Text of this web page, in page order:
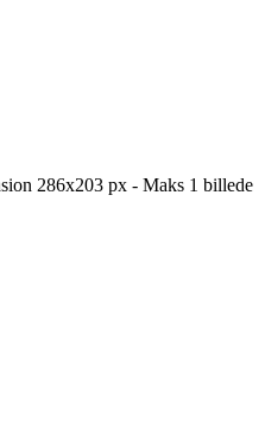
286x203 px - Maks 1 billede